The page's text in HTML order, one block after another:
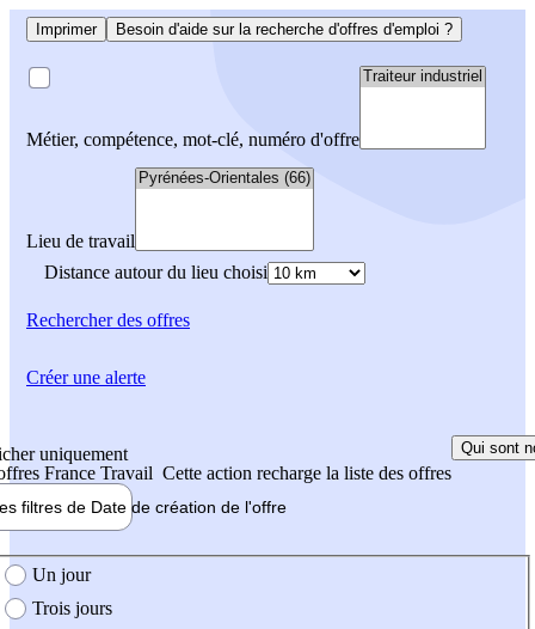
Imprimer Besoin d'aide sur la recherche d'offres d'emploi ?
Métier, compétence, mot-clé, numéro d'offre
Lieu de travail
Distance autour du lieu choisi
Rechercherdes offres
uniquement
France Travail Cette action recharge la liste des offres
Qui sont
filtres de Date de création de l'offre
création de l'offre
Un jour
Trois jours
Créer une alerte